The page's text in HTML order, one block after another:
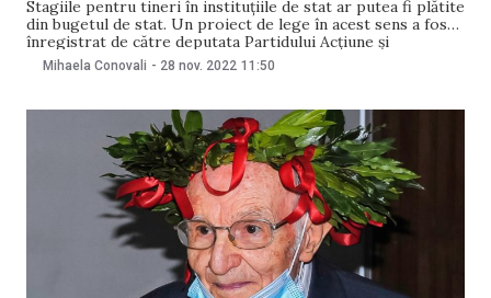
Stagiile pentru tineri în instituțiile de stat ar putea fi plătite
din bugetul de stat. Un proiect de lege în acest sens a fost
înregistrat de către deputata Partidului Acțiune și
Solidaritate (PAS) Ana Calinici. Ana Calinici a spus că își
dorește „stagii de calitate și motivante pentru tineri”.
Mihaela Conovali - 28 nov. 2022 11:50